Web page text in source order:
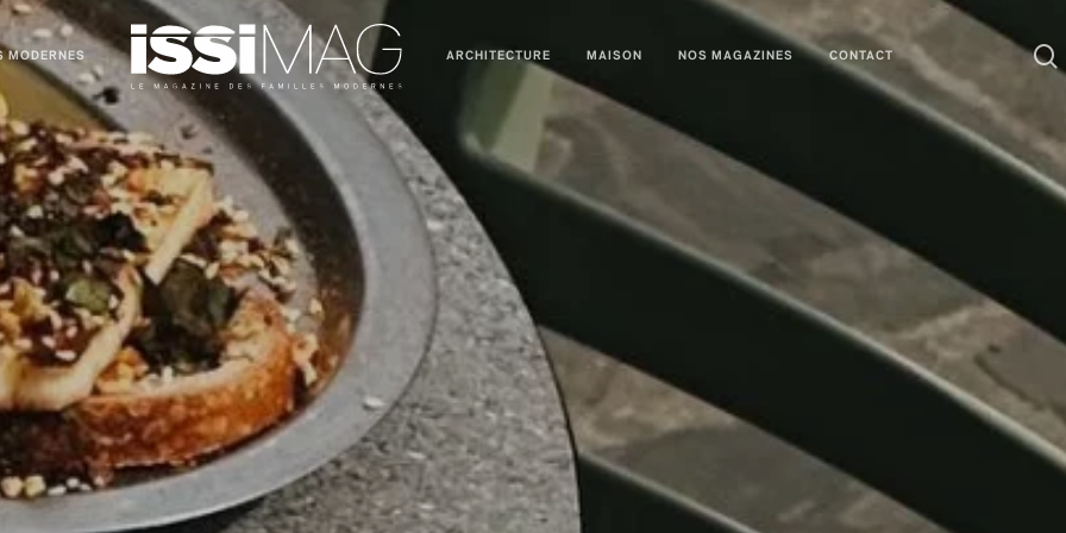
MODERNES ARCHITECTURE MAISON NOS MAGAZINES CONTACT